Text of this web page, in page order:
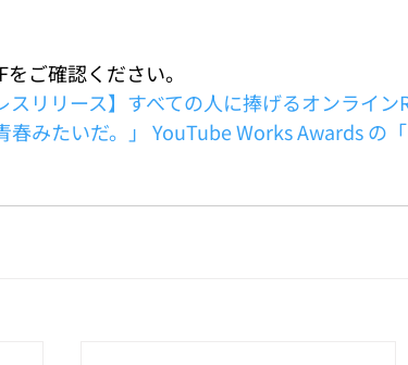
ご確認ください。
スリリース】すべての人に捧げるオンライン
春みたいだ。」 YouTube Works Awards の